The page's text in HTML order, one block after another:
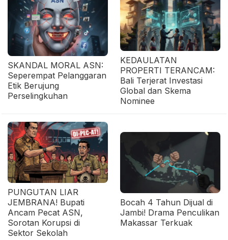
SKANDAL MORAL ASN:
Seperempat Pelanggaran
Etik Berujung
Perselingkuhan
KEDAULATAN
PROPERTI TERANCAM:
Bali Terjerat Investasi
Global dan Skema
Nominee
PUNGUTAN LIAR
JEMBRANA! Bupati
Ancam Pecat ASN,
Sorotan Korupsi di
Sektor Sekolah
Bocah 4 Tahun Dijual di
Jambi! Drama Penculikan
Makassar Terkuak